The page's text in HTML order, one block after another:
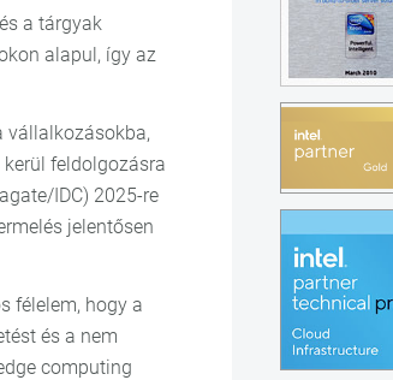
a tárgyak
alapul, így az
vállalkozásokba,
feldolgozásra
IDC) 2025-re
jelentősen
félelem, hogy a
és a nem
computing